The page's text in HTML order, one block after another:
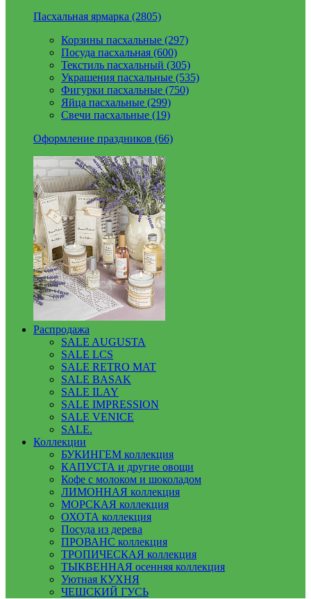
Пасхальная ярмарка (2805)
Корзины пасхальные (297)
Посуда пасхальная (600)
Текстиль пасхальный (305)
Украшения пасхальные (535)
Фигурки пасхальные (750)
Яйца пасхальные (299)
Свечи пасхальные (19)
Оформление праздников (66)
Распродажа
SALE AUGUSTA
SALE LCS
SALE RETRO MAT
SALE BASAK
SALE ILAY
SALE IMPRESSION
SALE VENICE
SALE.
Коллекции
БУКИНГЕМ коллекция
КАПУСТА и другие овощи
Кофе с молоком и шоколадом
ЛИМОННАЯ коллекция
МОРСКАЯ коллекция
ОХОТА коллекция
Посуда из дерева
ПРОВАНС коллекция
ТРОПИЧЕСКАЯ коллекция
ТЫКВЕННАЯ осенняя коллекция
Уютная КУХНЯ
ЧЕШСКИЙ ГУСЬ